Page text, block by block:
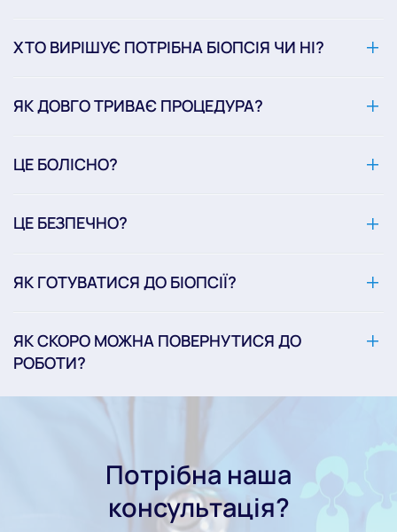
ХТО ВИРІШУЄ ПОТРІБНА БІОПСІЯ ЧИ НІ?
ЯК ДОВГО ТРИВАЄ ПРОЦЕДУРА?
ЦЕ БОЛІСНО?
ЦЕ БЕЗПЕЧНО?
ЯК ГОТУВАТИСЯ ДО БІОПСІЇ?
ЯК СКОРО МОЖНА ПОВЕРНУТИСЯ ДО
РОБОТИ?
Потрібна наша
консультація?